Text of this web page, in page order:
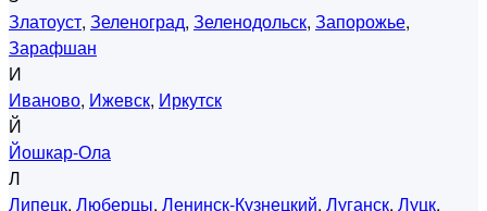
Златоуст, Зеленоград, Зеленодольск, Запорожье,
Зарафшан
И
Иваново, Ижевск, Иркутск
Й
Йошкар-Ола
Л
Липецк, Люберцы, Ленинск-Кузнецкий, Луганск, Луцк,